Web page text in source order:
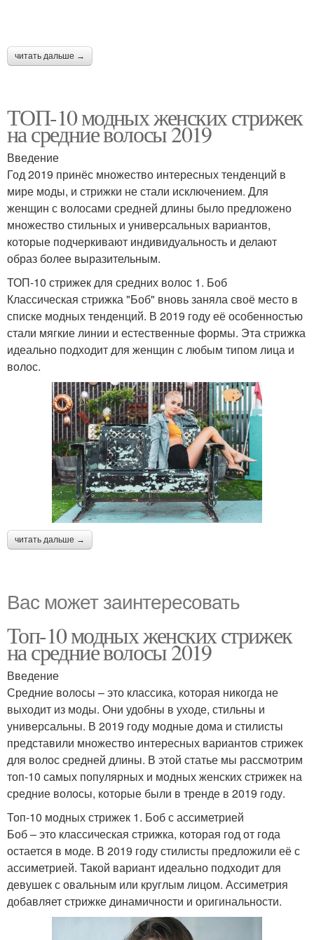
читать дальше →
ТОП-10 модных женских стрижек
на средние волосы 2019
Введение
Год 2019 принёс множество интересных тенденций в
мире моды, и стрижки не стали исключением. Для
женщин с волосами средней длины было предложено
множество стильных и универсальных вариантов,
которые подчеркивают индивидуальность и делают
образ более выразительным.
ТОП-10 стрижек для средних волос 1. Боб
Классическая стрижка "Боб" вновь заняла своё место в
списке модных тенденций. В 2019 году её особенностью
стали мягкие линии и естественные формы. Эта стрижка
идеально подходит для женщин с любым типом лица и
волос.
читать дальше →
Вас может заинтересовать
Топ-10 модных женских стрижек
на средние волосы 2019
Введение
Средние волосы – это классика, которая никогда не
выходит из моды. Они удобны в уходе, стильны и
универсальны. В 2019 году модные дома и стилисты
представили множество интересных вариантов стрижек
для волос средней длины. В этой статье мы рассмотрим
топ-10 самых популярных и модных женских стрижек на
средние волосы, которые были в тренде в 2019 году.
Топ-10 модных стрижек 1. Боб с ассиметрией
Боб – это классическая стрижка, которая год от года
остается в моде. В 2019 году стилисты предложили её с
ассиметрией. Такой вариант идеально подходит для
девушек с овальным или круглым лицом. Ассиметрия
добавляет стрижке динамичности и оригинальности.